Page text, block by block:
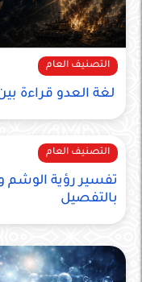
التصنيف العام
لغة العدو قراءة
التصنيف العام
تفسير رؤية الوشم
بالتفصيل